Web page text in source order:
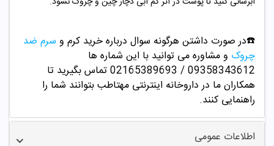
☎️در صورت داشتن هرگونه سوال درباره خرید کرم و سرم ضد
چروک و مشاوره می توانید با این شماره ها
09358343612 / 02165389693
تماس بگیرید تا
همکاران ما در داروخانه اینترنتی مهتاطب بتوانند شما را
راهنمایی کنند.
اطلاعات عمومی